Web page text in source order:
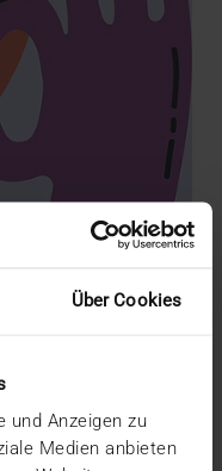
Über Cookies
und Anzeigen zu
Medien anbieten
Fuß fasst,
als Erfolg und…